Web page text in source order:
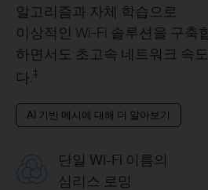
알고리즘과 자체 학습으로
이상적인 Wi-Fi 솔루션을 구축
하면서도 초고속 네트워크 속
다.‡
AI 기반 메시에 대해 더 알아보기
단일 Wi-Fi 이름의
심리스 로밍